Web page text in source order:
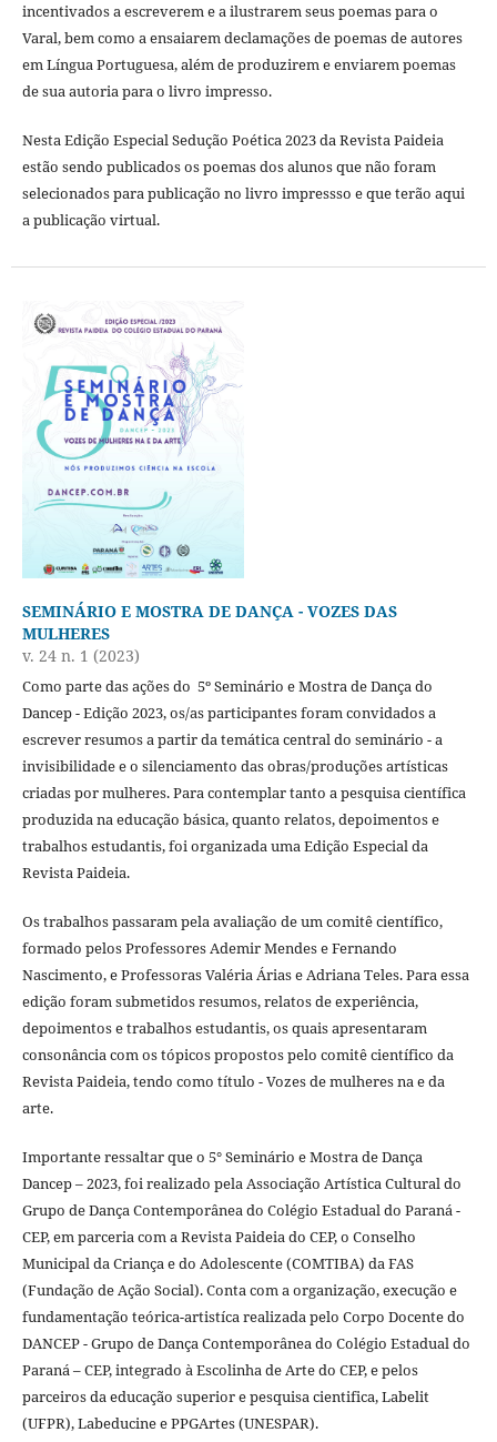
incentivados a escreverem e a ilustrarem seus poemas para o
Varal, bem como a ensaiarem declamações de poemas de autores
em Língua Portuguesa, além de produzirem e enviarem poemas
de sua autoria para o livro impresso.
Nesta Edição Especial Sedução Poética 2023 da Revista Paideia
estão sendo publicados os poemas dos alunos que não foram
selecionados para publicação no livro impressso e que terão aqui
a publicação virtual.
SEMINÁRIO E MOSTRA DE DANÇA - VOZES DAS
MULHERES
v. 24 n. 1 (2023)
Como parte das ações do 5º Seminário e Mostra de Dança do
Dancep - Edição 2023, os/as participantes foram convidados a
escrever resumos a partir da temática central do seminário - a
invisibilidade e o silenciamento das obras/produções artísticas
criadas por mulheres. Para contemplar tanto a pesquisa científica
produzida na educação básica, quanto relatos, depoimentos e
trabalhos estudantis, foi organizada uma Edição Especial da
Revista Paideia.
Os trabalhos passaram pela avaliação de um comitê científico,
formado pelos Professores Ademir Mendes e Fernando
Nascimento, e Professoras Valéria Árias e Adriana Teles. Para essa
edição foram submetidos resumos, relatos de experiência,
depoimentos e trabalhos estudantis, os quais apresentaram
consonância com os tópicos propostos pelo comitê científico da
Revista Paideia, tendo como título - Vozes de mulheres na e da
arte.
Importante ressaltar que o 5° Seminário e Mostra de Dança
Dancep – 2023, foi realizado pela Associação Artística Cultural do
Grupo de Dança Contemporânea do Colégio Estadual do Paraná -
CEP, em parceria com a Revista Paideia do CEP, o Conselho
Municipal da Criança e do Adolescente (COMTIBA) da FAS
(Fundação de Ação Social). Conta com a organização, execução e
fundamentação teórica-artistíca realizada pelo Corpo Docente do
DANCEP - Grupo de Dança Contemporânea do Colégio Estadual do
Paraná – CEP, integrado à Escolinha de Arte do CEP, e pelos
parceiros da educação superior e pesquisa cientifica, Labelit
(UFPR), Labeducine e PPGArtes (UNESPAR).